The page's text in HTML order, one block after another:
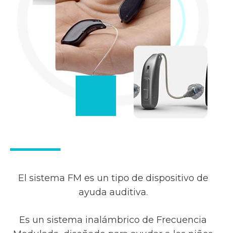
El sistema FM es un tipo de dispositivo de
ayuda auditiva.
Es un sistema inalámbrico de Frecuencia